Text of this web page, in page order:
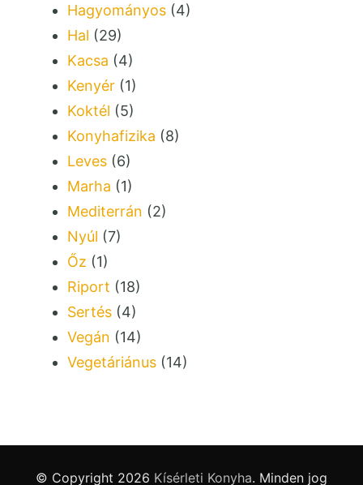
Hagyományos (4)
Hal (29)
Kacsa (4)
Kenyér (1)
Koktél (5)
Konyhafizika (8)
Leves (6)
Marha (1)
Mediterrán (2)
Nyúl (7)
Őz (1)
Riport (18)
Sertés (4)
Vegán (14)
Vegetáriánus (14)
© Copyright 2026 Kísérleti Konyha. Minden jog